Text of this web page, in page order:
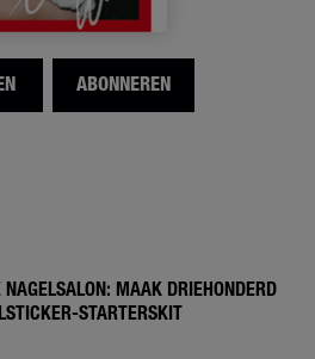
ABONNEREN
MAAK DRIEHONDERD
STARTERSKIT